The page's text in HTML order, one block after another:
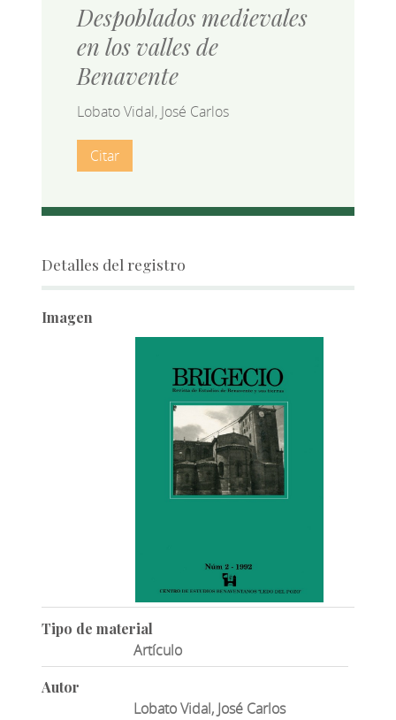
Despoblados medievales
en los valles de
Benavente
Lobato Vidal, José Carlos
Citar
Detalles del registro
Imagen
Tipo de material
Artículo
Autor
Lobato Vidal, José Carlos